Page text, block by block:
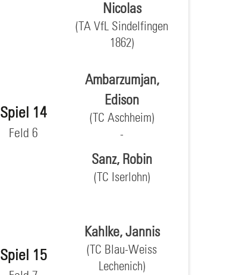
Nicolas
(TA VfL Sindelfingen
1862)
Spiel 14
Feld 6
Ambarzumjan,
Edison
(TC Aschheim)
Sanz, Robin
(TC Iserlohn)
Spiel 15
Kahlke, Jannis
(TC Blau-Weiss
Lechenich)